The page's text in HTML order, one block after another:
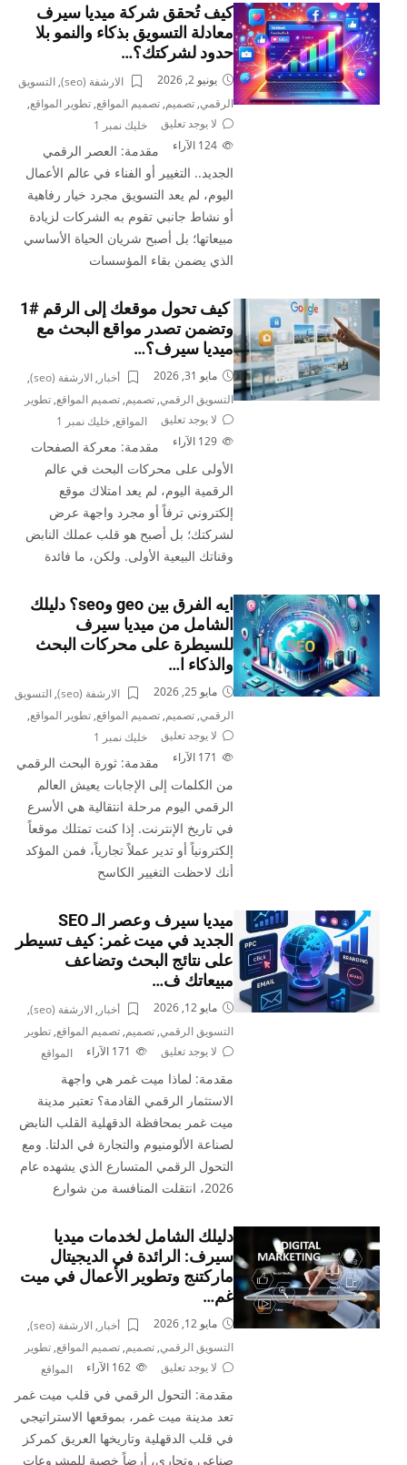
كيف تُحقق شركة ميديا سيرف
معادلة التسويق بذكاء والنمو بلا
حدود لشركتك؟…
يونيو 2, 2026 الارشفة (seo) ,التسويق
الرقمي,تصميم,تصميم المواقع,تطوير المواقع,
خليك نمبر 1
لا يوجد تعليق
124
الآراء
مقدمة: العصر الرقمي
الجديد.. التغيير أو الفناء في عالم الأعمال
اليوم، لم يعد التسويق مجرد خيار رفاهية
أو نشاط جانبي تقوم به الشركات لزيادة
مبيعاتها؛ بل أصبح شريان الحياة الأساسي
الذي يضمن بقاء المؤسسات
كيف تحول موقعك إلى الرقم #1
وتضمن تصدر مواقع البحث مع
ميديا سيرف؟…
مايو 31, 2026 أخبار ,الارشفة (seo)
,
التسويق الرقمي,تصميم,تصميم المواقع,تطوير
المواقع,خليك نمبر 1
لا يوجد تعليق
129
الآراء
مقدمة: معركة الصفحات
الأولى على محركات البحث في عالم
الرقمية اليوم، لم يعد امتلاك موقع
إلكتروني ترفاً أو مجرد واجهة عرض
لشركتك؛ بل أصبح هو قلب عملك النابض
وقناتك البيعية الأولى. ولكن، ما فائدة
ايه الفرق بين geo وseo؟ دليلك
الشامل من ميديا سيرف
للسيطرة على محركات البحث
والذكاء ا…
مايو 25, 2026 الارشفة (seo) ,التسويق
الرقمي,تصميم,تصميم المواقع,تطوير المواقع,
خليك نمبر 1
لا يوجد تعليق
الآراء
مقدمة: ثورة البحث الرقمي
من الكلمات إلى الإجابات يعيش العالم
الرقمي اليوم مرحلة انتقالية هي الأسرع
في تاريخ الإنترنت. إذا كنت تمتلك موقعاً
إلكترونياً أو تدير عملاً تجارياً، فمن المؤكد
أنك لاحظت التغيير الكاسح
ميديا سيرف وعصر الـ SEO
الجديد في ميت غمر: كيف تسيطر
على نتائج البحث وتضاعف
مبيعاتك ف…
مايو 12, 2026 أخبار ,الارشفة (seo)
,
التسويق الرقمي,تصميم,تصميم المواقع,تطوير
المواقع
لا يوجد تعليق الآراء
مقدمة: لماذا ميت غمر هي واجهة
الاستثمار الرقمي القادمة؟ تعتبر مدينة
ميت غمر بمحافظة الدقهلية القلب النابض
لصناعة الألومنيوم والتجارة في الدلتا. ومع
التحول الرقمي المتسارع الذي يشهده عام
2026، انتقلت المنافسة من شوارع
دليلك الشامل لخدمات ميديا
سيرف: الرائدة في الديجيتال
ماركتنج وتطوير الأعمال في ميت
غم…
مايو 12, 2026 أخبار ,الارشفة (seo)
,
التسويق الرقمي,تصميم,تصميم المواقع,تطوير
المواقع
لا يوجد تعليق 162 الآراء
مقدمة: التحول الرقمي في قلب ميت غمر
تعد مدينة ميت غمر، بموقعها الاستراتيجي
في قلب الدقهلية وتاريخها العريق كمركز
صناعي وتجاري، أرضاً خصبة للمشروعات